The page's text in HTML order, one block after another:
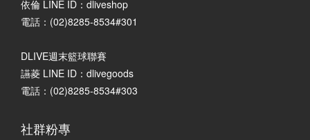
依倫 LINE ID：dliveshop
電話：(02)8285-8534#301
DLIVE週末籃球聯賽
讌菱 LINE ID：dlivegoods
電話：(02)8285-8534#303
社群粉專